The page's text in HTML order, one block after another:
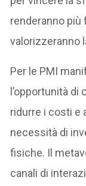
renderanno più
valorizzeranno
Per le PMI
l’opportunità
ridurre i costi e
necessità di
fisiche. Il
canali di